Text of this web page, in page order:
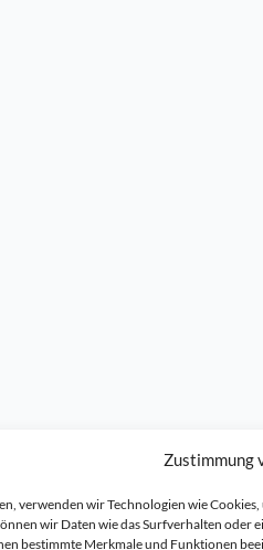
Zustimmung
verwenden wir Technologien wie
wir Daten wie das Surfverhalten
bestimmte Merkmale und Funktionen